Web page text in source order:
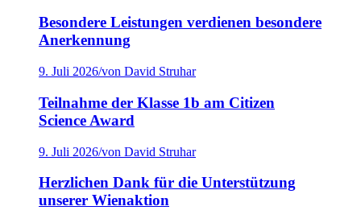
Besondere Leistungen verdienen besondere
Anerkennung
9. Juli 2026/von David Struhar
Teilnahme der Klasse 1b am Citizen
Science Award
9. Juli 2026/von David Struhar
Herzlichen Dank für die Unterstützung
unserer Wienaktion